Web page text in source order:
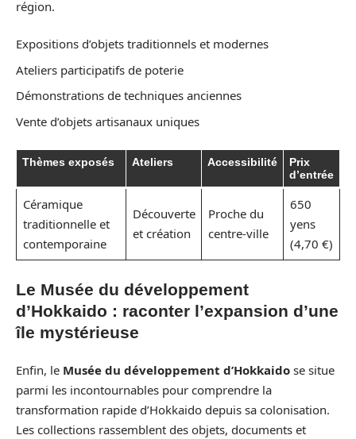
région.
Expositions d’objets traditionnels et modernes
Ateliers participatifs de poterie
Démonstrations de techniques anciennes
Vente d’objets artisanaux uniques
Thèmes exposés Ateliers Accessibilité
Prix
d’entrée
Céramique
traditionnelle et
contemporaine
Découverte
et création
Proche du
centre-ville
650
yens
(4,70 €)
Le Musée du développement
d’Hokkaido : raconter l’expansion d’une
île mystérieuse
Enfin, le Musée du développement d’Hokkaido se situe
parmi les incontournables pour comprendre la
transformation rapide d’Hokkaido depuis sa colonisation.
Les collections rassemblent des objets, documents et